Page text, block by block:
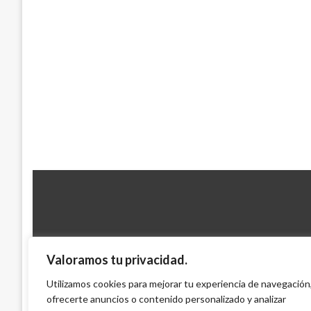
Valoramos tu privacidad.
Utilizamos cookies para mejorar tu experiencia de navegación,
ofrecerte anuncios o contenido personalizado y analizar
NOTICIA EXTRAORDINARIA
Colombia pide a Europa y a Bolivia
diplomática